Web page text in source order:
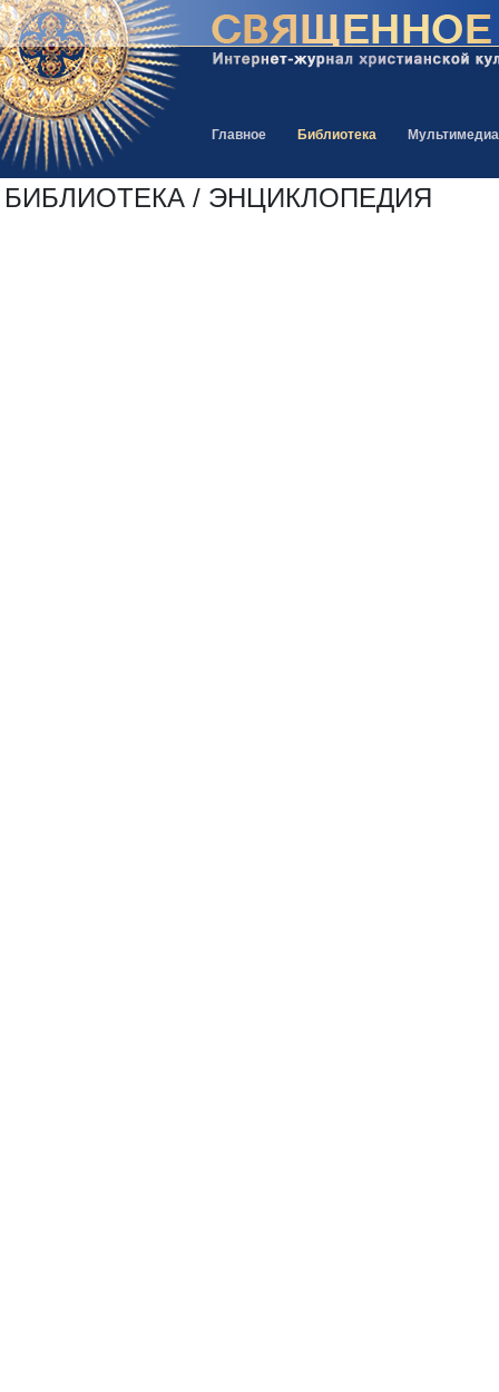
Главное Библиотека Мультимедиа
БИБЛИОТЕКА / ЭНЦИКЛОПЕДИЯ